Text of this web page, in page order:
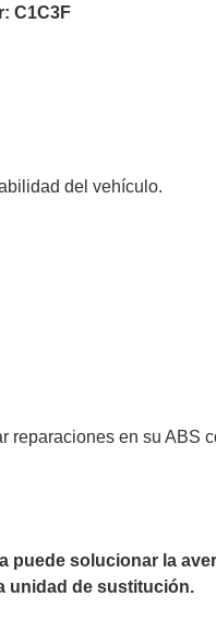
C1C3F
del vehículo.
reparaciones en su ABS
puede solucionar la
unidad de sustitución.